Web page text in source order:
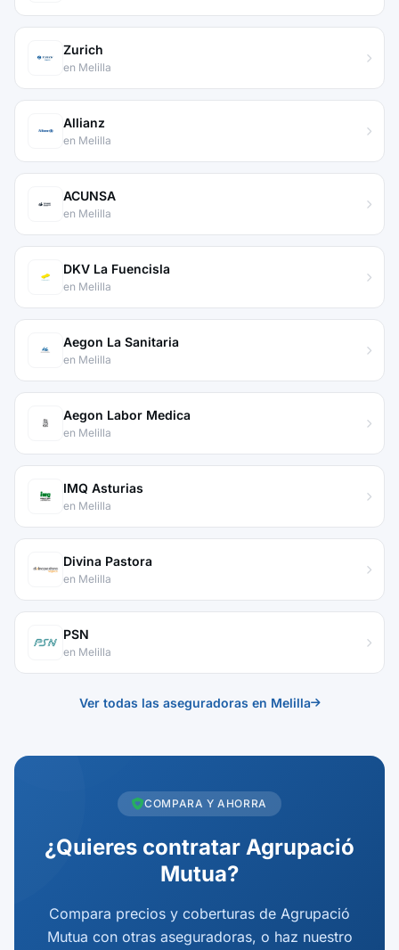
Zurich
en Melilla
Allianz
en Melilla
ACUNSA
en Melilla
DKV La Fuencisla
en Melilla
Aegon La Sanitaria
en Melilla
Aegon Labor Medica
en Melilla
IMQ Asturias
en Melilla
Divina Pastora
en Melilla
PSN
en Melilla
Ver todas las aseguradoras en Melilla
COMPARA Y AHORRA
¿Quieres contratar Agrupació
Mutua?
Compara precios y coberturas de Agrupació
Mutua con otras aseguradoras, o haz nuestro